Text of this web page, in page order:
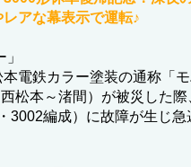
アな幕表示で運転♪
電鉄カラー塗装の通称「
松本～渚間）が被災した
編成）に故障が生じ